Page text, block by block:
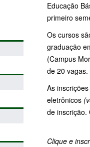
Educação
primeiro
Os cursos
graduação
(Campus
de 20
As
eletrônicos
de inscrição.
Clique e